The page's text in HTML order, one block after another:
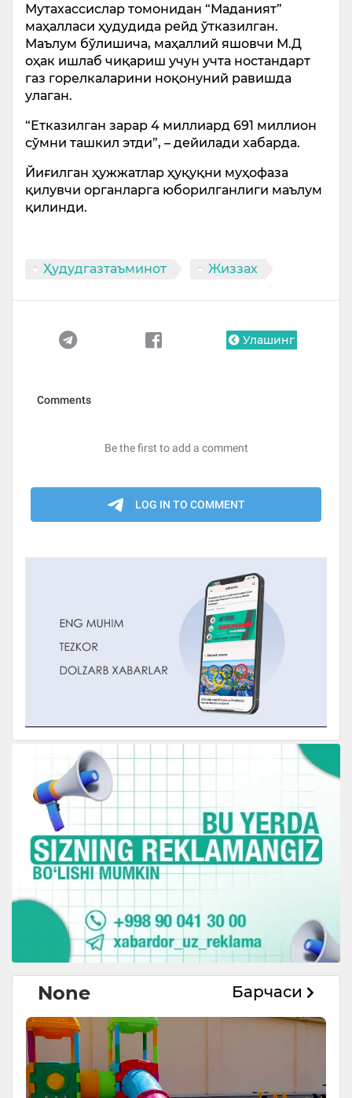
Мутахассислар томонидан “Маданият”
маҳалласи ҳудудида рейд ўтказилган.
Маълум бўлишича, маҳаллий яшовчи М.Д
оҳак ишлаб чиқариш учун учта ностандарт
газ горелкаларини ноқонуний равишда
улаган.
“Етказилган зарар 4 миллиард 691 миллион
сўмни ташкил этди”, – дейилади хабарда.
Йиғилган ҳужжатлар ҳуқуқни муҳофаза
қилувчи органларга юборилганлиги маълум
қилинди.
Ҳудудгазтаъминот Жиззах
Улашинг
None Барчаси